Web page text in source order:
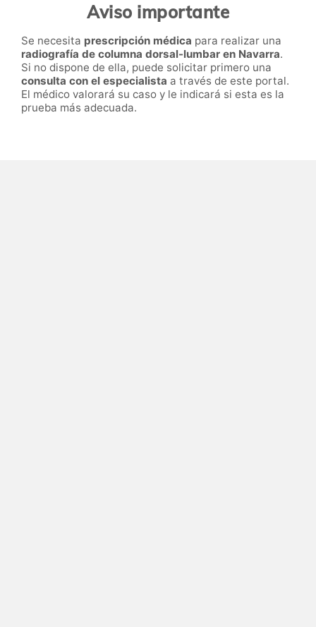
Aviso importante
Se necesita prescripción médica para realizar una
radiografía de columna dorsal-lumbar en Navarra.
Si no dispone de ella, puede solicitar primero una
consulta con el especialista a través de este portal.
El médico valorará su caso y le indicará si esta es la
prueba más adecuada.